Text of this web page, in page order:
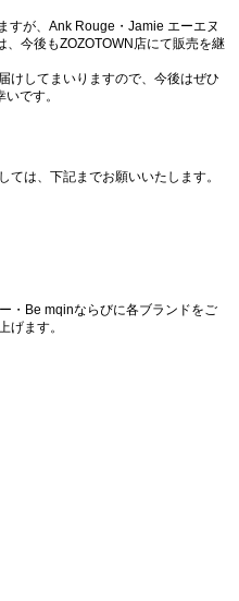
すが、Ank Rouge・Jamie エーエヌ
今後もZOZOTOWN店にて販売を継
けしてまいりますので、今後はぜひ
です。
は、下記までお願いいたします。
・Be mqinならびに各ブランドをご
げます。